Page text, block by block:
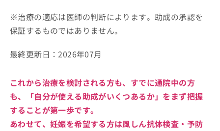
※治療の適応は医師の判断によります。助成の承認を
保証するものではありません。
最終更新日：2026年07月
これから治療を検討される方も、すでに通院中の方
も、
「自分が使える助成がいくつあるか」 をまず把握
することが第一歩です。
あわせて、妊娠を希望する方は風しん抗体検査・予防